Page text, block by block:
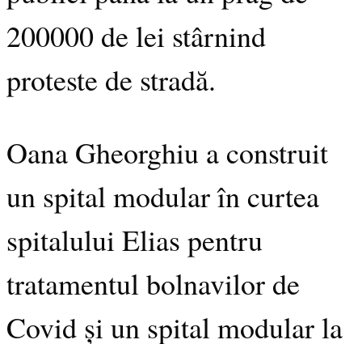
200000 de lei stârnind
proteste de stradă.
Oana Gheorghiu a construit
un spital modular în curtea
spitalului Elias pentru
tratamentul bolnavilor de
Covid și un spital modular la